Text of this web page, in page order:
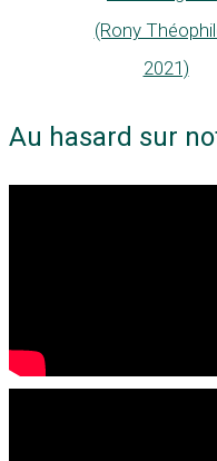
(Rony
2021)
Au hasard sur